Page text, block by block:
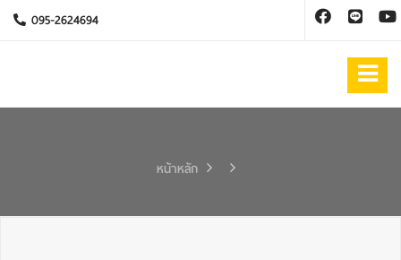
095-2624694
หน้าหลัก